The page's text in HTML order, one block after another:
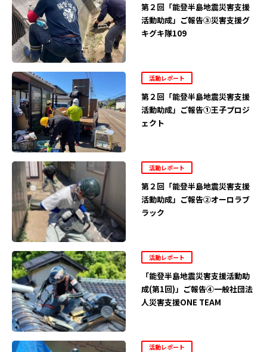
第２回「能登半島地震災害支援
活動助成」ご報告③災害支援グ
キグキ隊109
活動レポート
第２回「能登半島地震災害支援
活動助成」ご報告①王子プロジ
ェクト
活動レポート
第２回「能登半島地震災害支援
活動助成」ご報告②オーロラブ
ラック
活動レポート
「能登半島地震災害支援活動助
成(第1回)」ご報告④一般社団法
人災害支援ONE TEAM
活動レポート